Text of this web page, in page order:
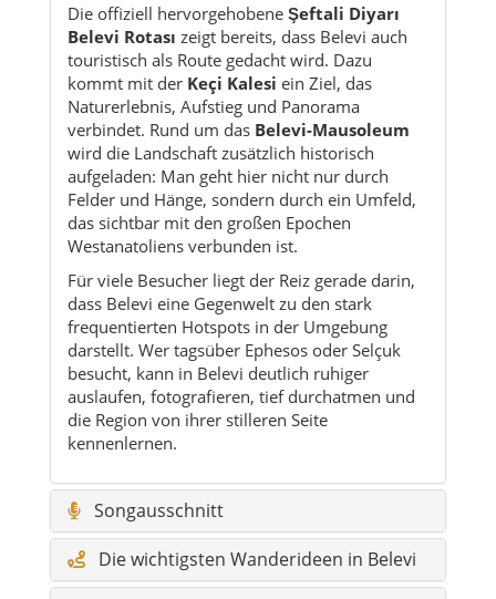
Die offiziell hervorgehobene Şeftali Diyarı
Belevi Rotası zeigt bereits, dass Belevi auch
touristisch als Route gedacht wird. Dazu
kommt mit der Keçi Kalesi ein Ziel, das
Naturerlebnis, Aufstieg und Panorama
verbindet. Rund um das Belevi-Mausoleum
wird die Landschaft zusätzlich historisch
aufgeladen: Man geht hier nicht nur durch
Felder und Hänge, sondern durch ein Umfeld,
das sichtbar mit den großen Epochen
Westanatoliens verbunden ist.
Für viele Besucher liegt der Reiz gerade darin,
dass Belevi eine Gegenwelt zu den stark
frequentierten Hotspots in der Umgebung
darstellt. Wer tagsüber Ephesos oder Selçuk
besucht, kann in Belevi deutlich ruhiger
auslaufen, fotografieren, tief durchatmen und
die Region von ihrer stilleren Seite
kennenlernen.
Songausschnitt
Die wichtigsten Wanderideen in Belevi